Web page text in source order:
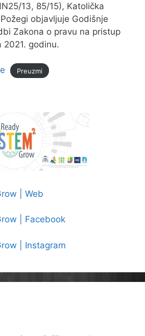
13, 85/15), Katolička
objavljuje Godišnje
Zakona o pravu na pristup
2021. godinu.
Preuzmi
| Web
| Facebook
| Instagram